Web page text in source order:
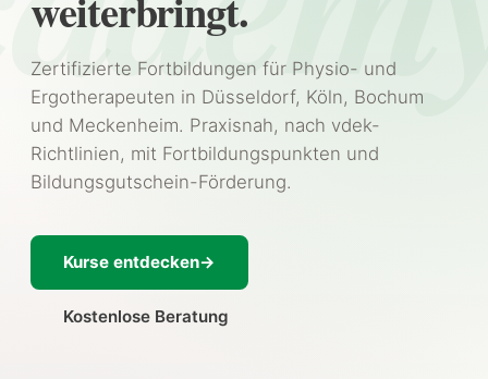
Zertifizierte Fortbildungen für Physio- und
Ergotherapeuten in Düsseldorf, Köln, Bochum
und Meckenheim. Praxisnah, nach vdek-
Richtlinien, mit Fortbildungspunkten und
Bildungsgutschein-Förderung.
Kurse entdecken
Kostenlose Beratung